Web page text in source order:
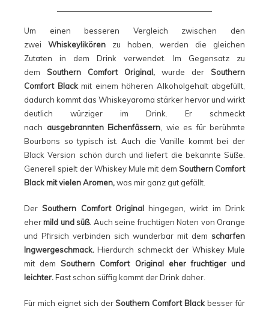
Um einen besseren Vergleich zwischen den
zwei Whiskeylikören zu haben, werden die gleichen
Zutaten in dem Drink verwendet. Im Gegensatz zu
dem Southern Comfort Original, wurde der Southern
Comfort Black mit einem höheren Alkoholgehalt abgefüllt,
dadurch kommt das Whiskeyaroma stärker hervor und wirkt
deutlich würziger im Drink. Er schmeckt
nach ausgebrannten Eichenfässern, wie es für berühmte
Bourbons so typisch ist. Auch die Vanille kommt bei der
Black Version schön durch und liefert die bekannte Süße.
Generell spielt der Whiskey Mule mit dem Southern Comfort
Black mit vielen Aromen,was mir ganz gut gefällt.
DerSouthern Comfort Originalhingegen, wirkt im Drink
ehermild und süß. Auch seine fruchtigen Noten von Orange
und Pfirsich verbinden sich wunderbar mit dem scharfen
Ingwergeschmack.Hierdurch schmeckt der Whiskey Mule
mit demSouthern Comfort Original eher fruchtiger und
leichter.Fast schon süffig kommt der Drink daher.
Für mich eignet sich derSouthern Comfort Blackbesser für